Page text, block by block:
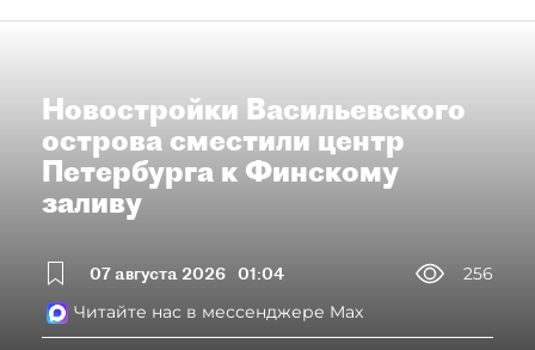
Новостройки Васильевского
острова сместили центр
Петербурга к Финскому
заливу
07 августа 2026 01:04
256
Читайте нас в мессенджере Max